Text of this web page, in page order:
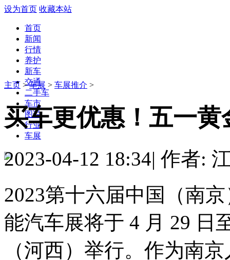
设为首页 收藏本站
首页
新闻
行情
养护
新车
交通
二手车
车市
图说
行业
车展
主页 >车展 > 车展推介 >
买车更优惠！五一
2023-04-12 18:34| 作者:
2023第十六届中国（南
能汽车展将于 4 月 29 日
（河西）举行。作为南